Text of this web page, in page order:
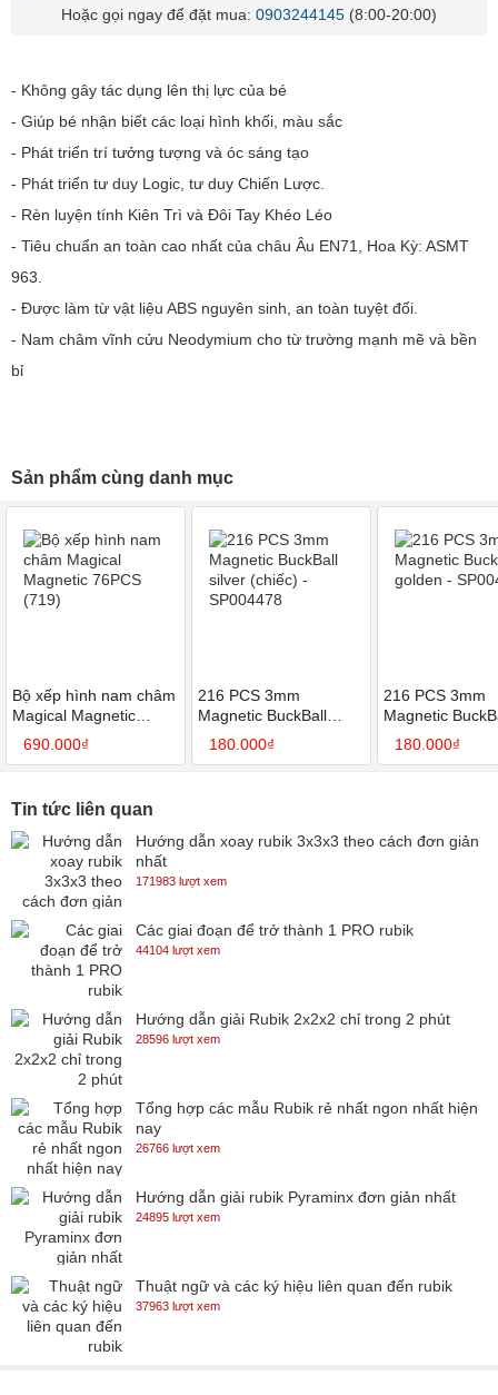
Hoặc gọi ngay để đặt mua: 0903244145 (8:00-20:00)
- Không gây tác dụng lên thị lực của bé
- Giúp bé nhận biết các loại hình khối, màu sắc
- Phát triển trí tưởng tượng và óc sáng tạo
- Phát triển tư duy Logic, tư duy Chiến Lược.
- Rèn luyện tính Kiên Trì và Đôi Tay Khéo Léo
- Tiêu chuẩn an toàn cao nhất của châu Âu EN71, Hoa Kỳ: ASMT
963.
- Được làm từ vật liệu ABS nguyên sinh, an toàn tuyệt đối.
- Nam châm vĩnh cửu Neodymium cho từ trường mạnh mẽ và bền
bỉ
Sản phẩm cùng danh mục
Bộ xếp hình nam châm
Magical Magnetic
76PCS (719)
690.000₫
216 PCS 3mm
Magnetic BuckBall
silver (chiếc) -
SP004478
180.000₫
216 PCS 3mm
Magnetic
golden -
180.000₫
Tin tức liên quan
Hướng dẫn xoay rubik 3x3x3 theo cách đơn giản
nhất
171983 lượt xem
Các giai đoạn để trở thành 1 PRO rubik
44104 lượt xem
Hướng dẫn giải Rubik 2x2x2 chỉ trong 2 phút
28596 lượt xem
Tổng hợp các mẫu Rubik rẻ nhất ngon nhất hiện
nay
26766 lượt xem
Hướng dẫn giải rubik Pyraminx đơn giản nhất
24895 lượt xem
Thuật ngữ và các ký hiệu liên quan đến rubik
37963 lượt xem